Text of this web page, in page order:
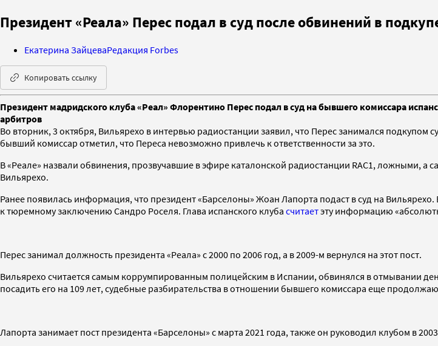
Президент «Реала» Перес подал в суд после обвинений в
Екатерина ЗайцеваРедакция Forbes
Копировать ссылку
Президент мадридского клуба «Реал» Флорентино Перес подал в суд на бывшего комиссара
арбитров
Во вторник, 3 октября, Вильярехо в интервью радиостанции заявил, что Перес занимался подкупом
бывший комиссар отметил, что Переса невозможно привлечь к ответственности за это.
В «Реале» назвали обвинения, прозвучавшие в эфире каталонской радиостанции RAC1, ложными,
Вильярехо.
Ранее появилась информация, что президент «Барселоны» Жоан Лапорта подаст в суд на
к тюремному заключению Сандро Роселя. Глава испанского клуба считаетэту информацию
Перес занимал должность президента «Реала» с 2000 по 2006 год, а в 2009-м вернулся на этот пост.
Вильярехо считается самым коррумпированным полицейским в Испании, обвинялся в отмывании
посадить его на 109 лет, судебные разбирательства в отношении бывшего комиссара еще
Лапорта занимает пост президента «Барселоны» с марта 2021 года, также он руководил клубом в